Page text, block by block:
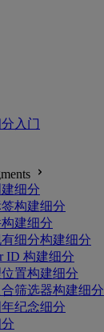
入门
细分
构建细分
建细分
细分构建细分
ID 构建细分
置构建细分
筛选器构建细分
纪念细分